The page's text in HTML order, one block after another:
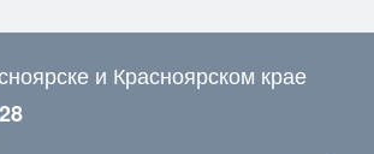
и Красноярском крае